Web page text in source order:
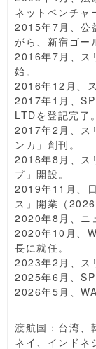
ネットベンチャ
2015年7月、公
がら、新宿ゴー
2016年7月、ス
始。
2016年12月、
2017年1月、
LTDを登記完了。
2017年2月、ス
ンカ」創刊。
2018年8月、ス
プ」開設。
2019年11月、
ス」開業（2026
2020年8月、ニ
2020年10月、
長に就任。
2023年2月、ス
2025年6月、
2026年5月、
渡航国：台湾、
ネイ、インドネ